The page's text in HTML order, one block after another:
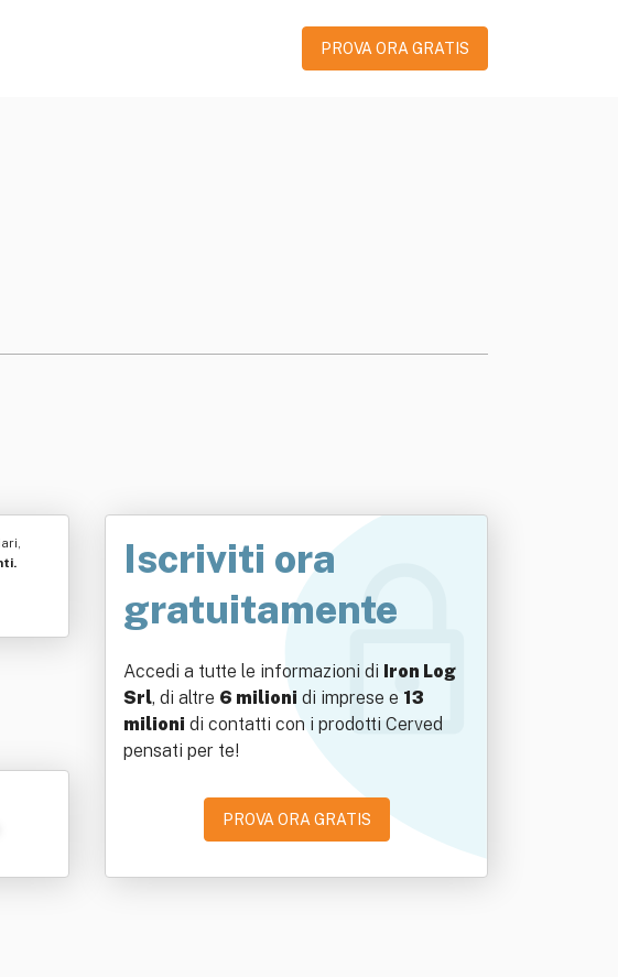
PROVA ORA GRATIS
Iscriviti ora
gratuitamente
Accedi a tutte le informazioni di Iron Log
Srl, di altre 6 milioni di imprese e 13
milioni di contatti con i prodotti Cerved
pensati per te!
PROVA ORA GRATIS